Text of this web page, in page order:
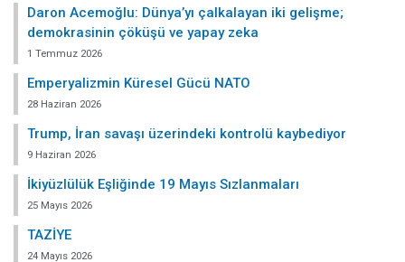
Daron Acemoğlu: Dünya’yı çalkalayan iki gelişme;
demokrasinin çöküşü ve yapay zeka
1 Temmuz 2026
Emperyalizmin Küresel Gücü NATO
28 Haziran 2026
Trump, İran savaşı üzerindeki kontrolü kaybediyor
9 Haziran 2026
İkiyüzlülük Eşliğinde 19 Mayıs Sızlanmaları
25 Mayıs 2026
TAZİYE
24 Mayıs 2026